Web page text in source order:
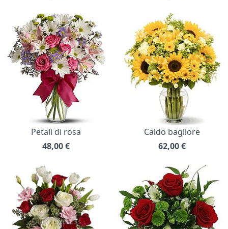
Petali di rosa
48,00€
Caldo bagliore
62,00€